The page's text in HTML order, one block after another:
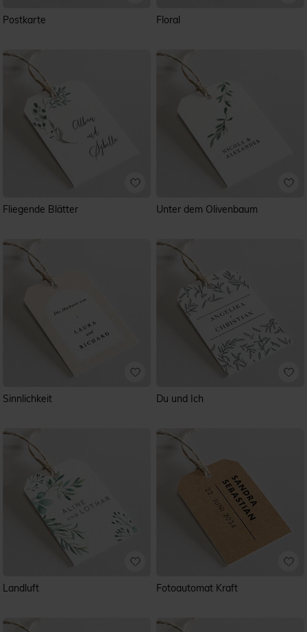
Postkarte Floral
Fliegende Blätter Unter dem Olivenbaum
Sinnlichkeit Du und Ich
Landluft Fotoautomat Kraft